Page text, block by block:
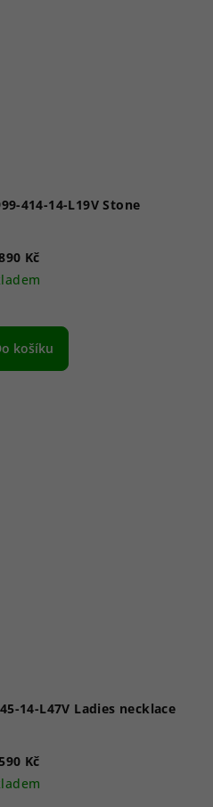
414-14-L19V Stone
Kč
košíku
14-L47V Ladies necklace
Kč